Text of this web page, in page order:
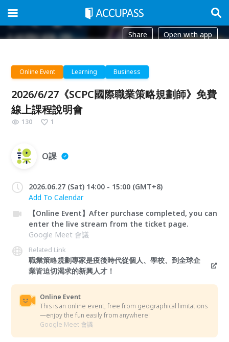
Share Open with app
Online Event Learning Business
2026/6/27《SCPC國際職業策略規劃師》免費
線上課程說明會
130 1
O課
2026.06.27 (Sat) 14:00 - 15:00 (GMT+8)
Add To Calendar
【Online Event】After purchase completed, you can
enter the live stream from the ticket page.
Google Meet 會議
Related Link
職業策略規劃專家是疫後時代從個人、學校、到全球企
業皆迫切渴求的新興人才！
Online Event
This is an online event, free from geographical limitations
—enjoy the fun easily from anywhere!
Google Meet 會議